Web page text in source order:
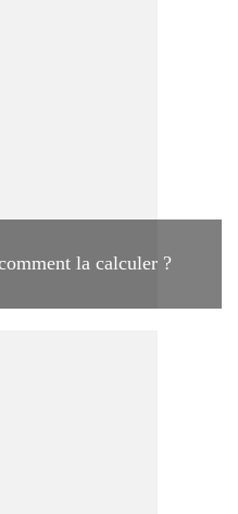
la calculer ?